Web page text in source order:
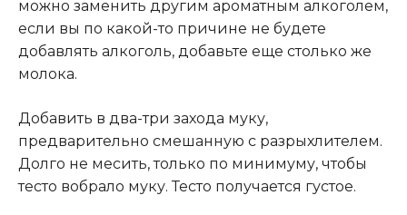
можно заменить другим ароматным алкоголем,
если вы по какой-то причине не будете
добавлять алкоголь, добавьте еще столько же
молока.
Добавить в два-три захода муку,
предварительно смешанную с разрыхлителем.
Долго не месить, только по минимуму, чтобы
тесто вобрало муку. Тесто получается густое.